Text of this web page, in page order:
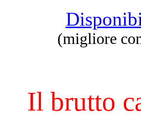
(migliore
Il brutto